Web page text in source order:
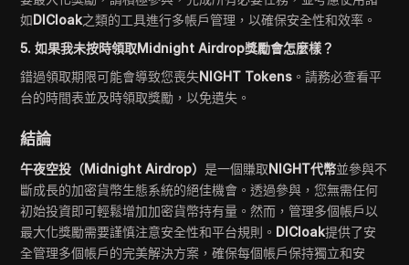
如 DICloak之類的工具進行多帳戶管理，以確保安全性和效率。
5. 如果我未按時領取Midnight Airdrop獎勵會怎麼樣？
錯過領取期限可能會導致您喪失NIGHT Tokens 。請務必查看平
台的時間表並及時領取獎勵，以免遺失。
結論
午夜空投（Midnight Airdrop）是一個賺取 NIGHT代幣並參與不
斷成長的加密貨幣生態系統的絕佳機會。透過參與，您無需任何
初始投資即可輕鬆增加加密貨幣持有量。然而，管理多個帳戶以
最大化獎勵需要謹慎注意安全性和平台規則。 DICloak提供了安
全管理多個帳戶的完美解決方案，確保每個帳戶保持獨立和安